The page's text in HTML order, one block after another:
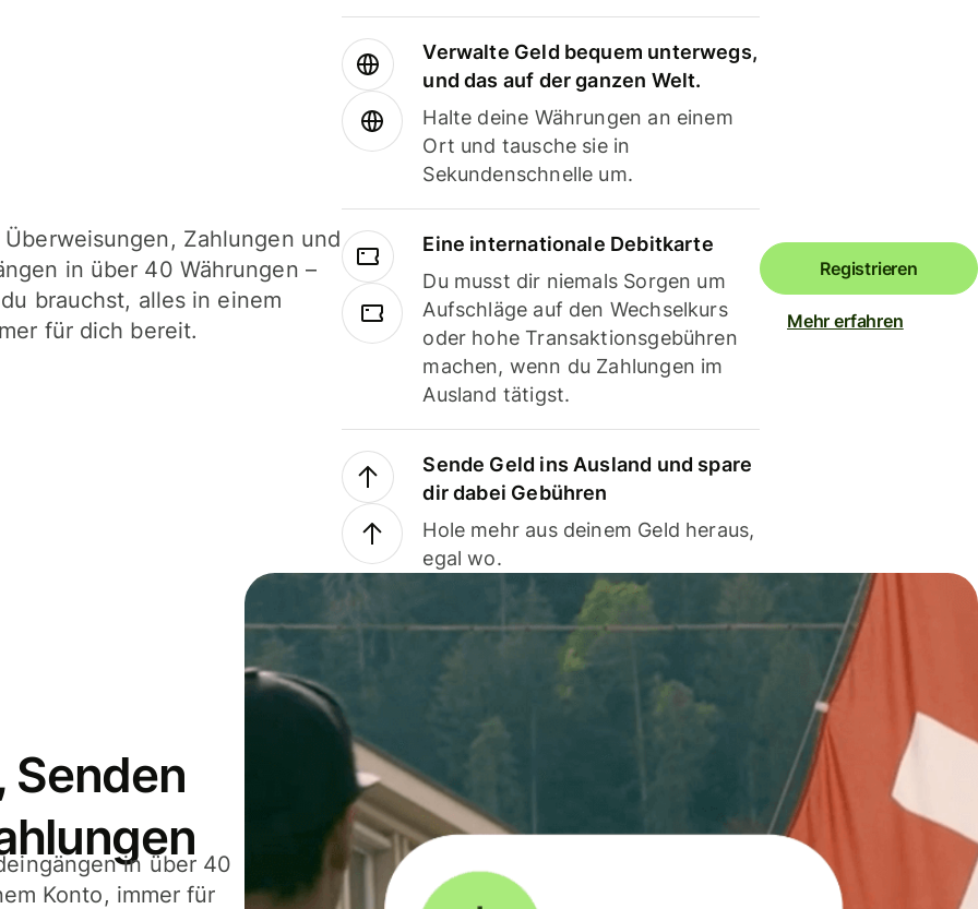
Zahlungen und
in über 40 Währungen –
brauchst, alles in einem
für dich bereit.
Verwalte Geld bequem unterwegs,
und das auf der ganzen Welt.
Halte deine Währungen an einem
Ort und tausche sie in
Sekundenschnelle um.
Eine internationale Debitkarte
Du musst dir niemals Sorgen um
Aufschläge auf den Wechselkurs
oder hohe Transaktionsgebühren
machen, wenn du Zahlungen im
Ausland tätigst.
Sende Geld ins Ausland und spare
dir dabei Gebühren
Hole mehr aus deinem Geld heraus,
egal wo.
Registrieren
Mehr erfahren
Senden
in über 40
Konto, immer für